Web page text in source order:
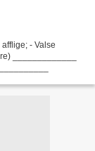
- Valse
_____________